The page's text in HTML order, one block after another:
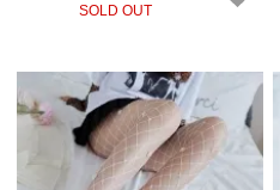
SOLD OUT